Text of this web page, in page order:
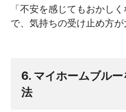
「不安を感じてもおかし
で、気持ちの受け止め方が
6. マイホームブル
法